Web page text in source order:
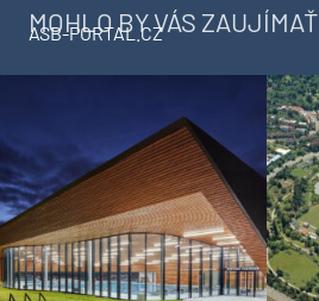
MOHLO BY VÁS ZAUJÍMAŤ
ASB-PORTAL.CZ